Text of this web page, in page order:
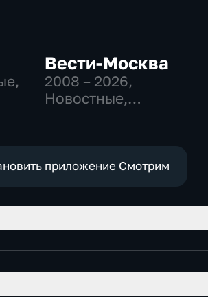
Вести-Москва
2008 – 2026,
Новостные,
экономические
приложение Смотрим